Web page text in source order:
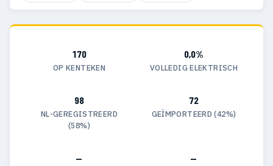
170
OP KENTEKEN
0,0%
VOLLEDIG ELEKTRISCH
98
NL-GEREGISTREERD
(58%)
72
GEÏMPORTEERD (42%)
— —